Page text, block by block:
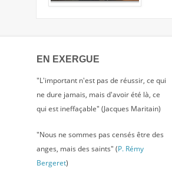
EN EXERGUE
"L'important n'est pas de réussir, ce qui
ne dure jamais, mais d'avoir été là, ce
qui est ineffaçable" (Jacques Maritain)
"Nous ne sommes pas censés être des
anges, mais des saints" (P. Rémy
Bergeret)